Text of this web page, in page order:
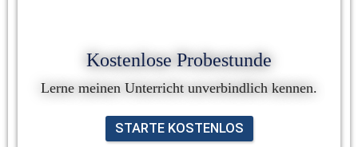
Kostenlose Probestunde
Lerne meinen Unterricht unverbindlich kennen.
STARTE KOSTENLOS